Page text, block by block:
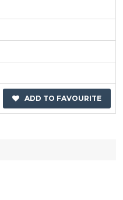
ADD TO FAVOURITE